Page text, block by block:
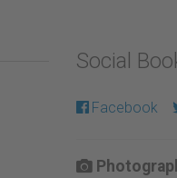
Social
Facebook